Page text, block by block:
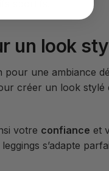
un look
pour une ambiance
créer un look stylé
votre confiance et
s’adapte